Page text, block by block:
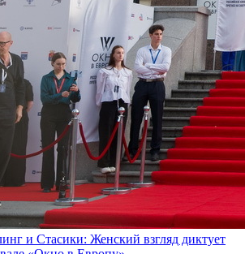
и Стасики: Женский взгляд диктует